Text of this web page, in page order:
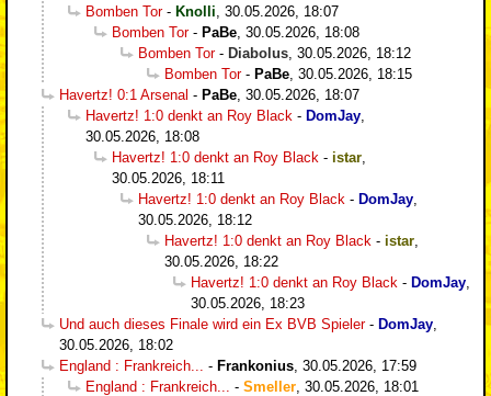
Bomben Tor- Knolli 30.05.2026, 18:07
Bomben Tor- PaBe 30.05.2026, 18:08
Bomben Tor- Diabolus 30.05.2026, 18:12
Bomben Tor- PaBe 30.05.2026, 18:15
Havertz! 0:1 Arsenal - PaBe 30.05.2026, 18:07
Havertz! 1:0 denkt an Roy Black - DomJay
30.05.2026, 18:08
Havertz! 1:0 denkt an Roy Black - istar
30.05.2026, 18:11
Havertz! 1:0 denkt an Roy Black - DomJay
30.05.2026, 18:12
Havertz! 1:0 denkt an Roy Black - istar
30.05.2026, 18:22
Havertz! 1:0 denkt an Roy Black - DomJay
30.05.2026, 18:23
Und auch dieses Finale wird ein Ex BVB Spieler- DomJay
30.05.2026, 18:02
England : Frankreich...
- Frankonius 30.05.2026, 17:59
England : Frankreich...
- Smeller 30.05.2026, 18:01